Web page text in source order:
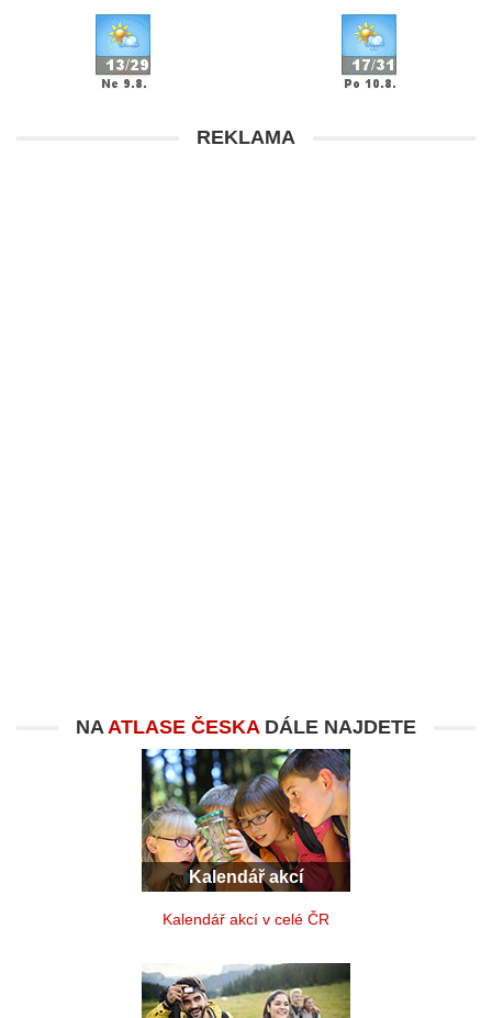
REKLAMA
NAATLASE ČESKADÁLE NAJDETE
Kalendář akcí
Kalendář akcí v celé ČR